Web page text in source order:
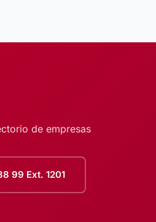
de empresas
99 Ext. 1201